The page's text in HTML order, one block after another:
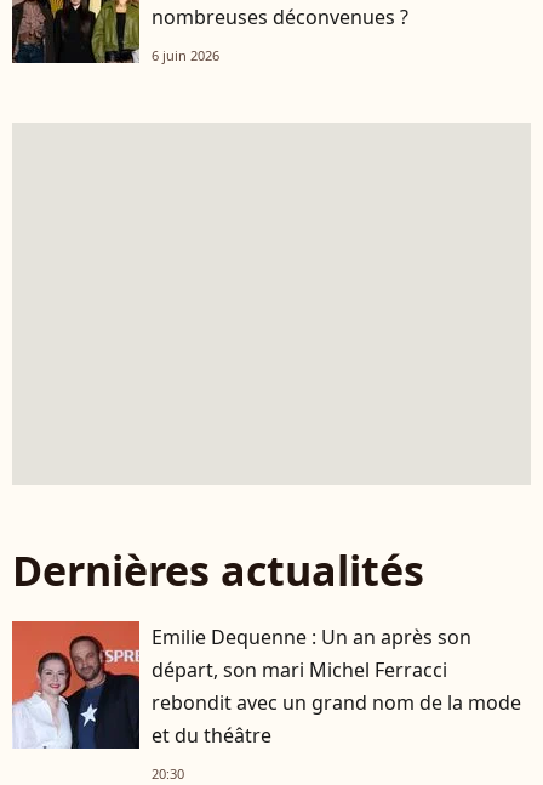
nombreuses déconvenues ?
6 juin 2026
Dernières actualités
Emilie Dequenne : Un an après son
départ, son mari Michel Ferracci
rebondit avec un grand nom de la mode
et du théâtre
20:30